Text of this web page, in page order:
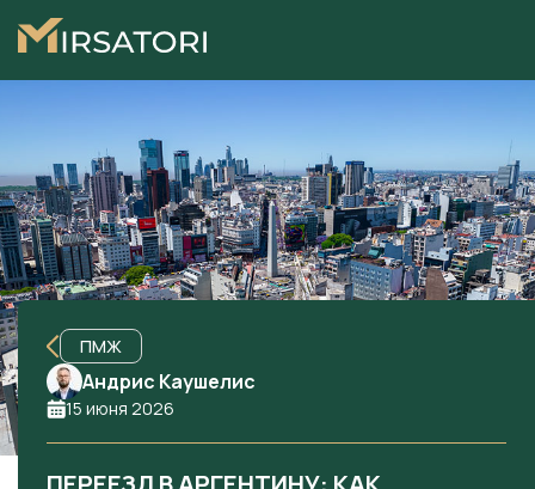
ПМЖ
Андрис Каушелис
15 июня 2026